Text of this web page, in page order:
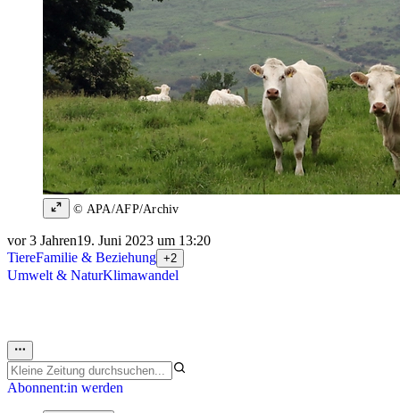
© APA/AFP/Archiv
vor 3 Jahren19. Juni 2023 um 13:20
TiereFamilie & Beziehung +2
Umwelt & NaturKlimawandel
Abonnent:in werden